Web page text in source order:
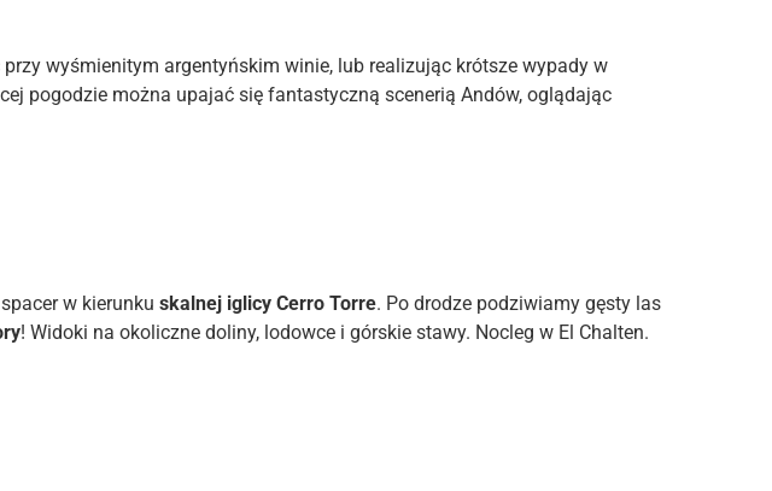
wyśmienitym argentyńskim winie, lub realizując krótsze wypady w
pogodzie można upajać się fantastyczną scenerią Andów, oglądając
w kierunkuskalnej iglicy Cerro Torre. Po drodze podziwiamy gęsty las
! Widoki na okoliczne doliny, lodowce i górskie stawy. Nocleg w El Chalten.